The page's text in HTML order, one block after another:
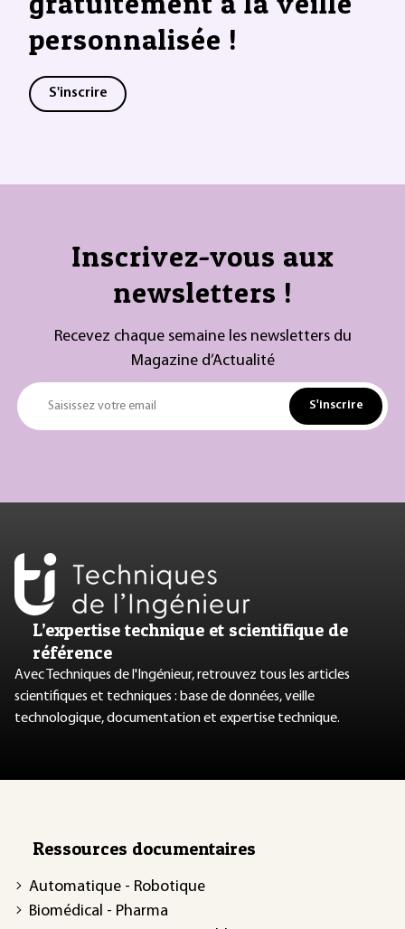
personnalisée !
S'inscrire
Inscrivez-vous aux
newsletters !
Recevez chaque semaine les newsletters du
Magazine d’Actualité
Saisissez votre email S'inscrire
L’expertise technique et scientifique de
référence
Avec Techniques de l'Ingénieur, retrouvez tous les articles
scientifiques et techniques : base de données, veille
technologique, documentation et expertise technique.
Ressources documentaires
Automatique - Robotique
Biomédical - Pharma